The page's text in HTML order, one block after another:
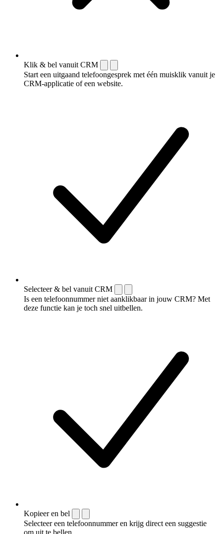
Klik & bel vanuit CRM
Start een uitgaand telefoongesprek met één muisklik vanuit je
CRM-applicatie of een website.
Selecteer & bel vanuit CRM
Is een telefoonnummer niet aanklikbaar in jouw CRM? Met
deze functie kan je toch snel uitbellen.
Kopieer en bel
Selecteer een telefoonnummer en krijg direct een suggestie